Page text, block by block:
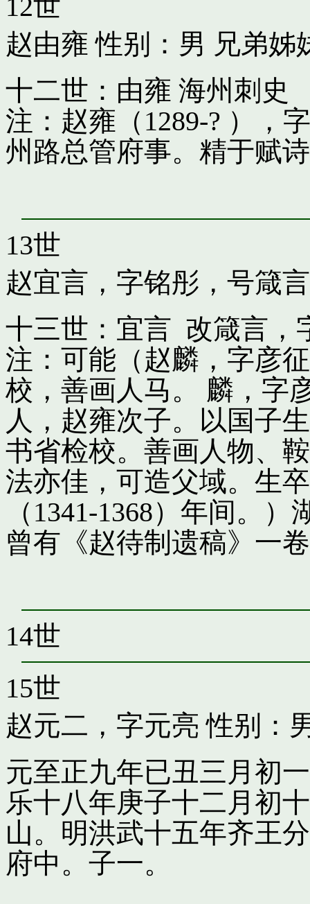
12世
赵由雍 性别：男 兄弟姊
十二世：由雍 海州刺史
注：赵雍（1289-? ），
州路总管府事。精于赋
13世
赵宜言，字铭彤，号箴言
十三世：宜言 改箴言，
注：可能（赵麟，字彦
校，善画人马。 麟，字
人，赵雍次子。以国子
书省检校。善画人物、
法亦佳，可造父域。生
（1341-1368）年间。
曾有《赵待制遗稿》一
14世
15世
赵元二，字元亮 性别：
元至正九年已丑三月初
乐十八年庚子十二月初
山。明洪武十五年齐王
府中。子一。